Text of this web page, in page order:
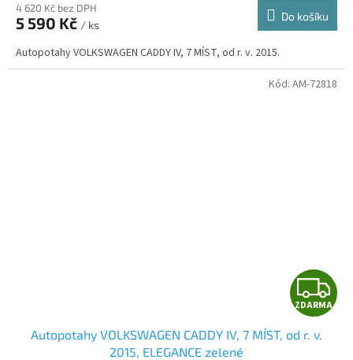
4 620 Kč bez DPH
5 590 Kč / ks
Do košíku
Autopotahy VOLKSWAGEN CADDY IV, 7 MÍST, od r. v. 2015.
Z
D
ZDARMA
Autopotahy VOLKSWAGEN CADDY IV, 7 MÍST, od r. v.
2015, ELEGANCE zelené
Kód: AM-72818